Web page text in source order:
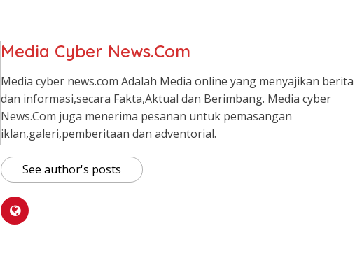
Media Cyber News.Com
Media cyber news.com Adalah Media online yang menyajikan berita
dan informasi,secara Fakta,Aktual dan Berimbang. Media cyber
News.Com juga menerima pesanan untuk pemasangan
iklan,galeri,pemberitaan dan adventorial.
See author's posts